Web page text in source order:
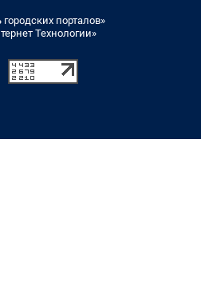
порталов»
Технологии»